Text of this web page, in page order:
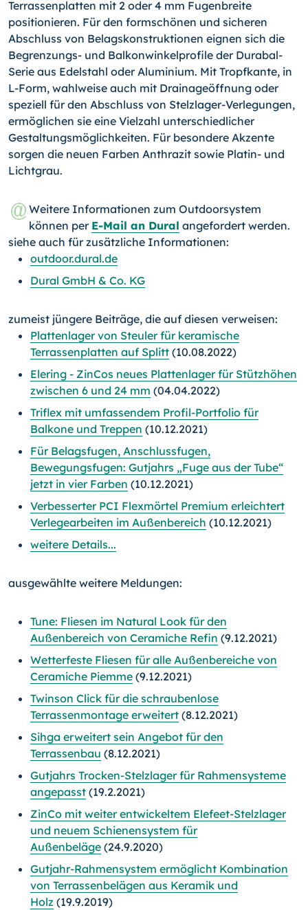
Terrassenplatten mit 2 oder 4 mm Fugenbreite
positionieren. Für den formschönen und sicheren
Abschluss von Belagskonstruktionen eignen sich die
Begren­zungs- und Balkonwinkelprofile der Durabal-
Serie aus Edelstahl oder Aluminium. Mit Tropfkante, in
L-Form, wahlweise auch mit Drainageöffnung oder
speziell für den Abschluss von Stelzlager-Verlegungen,
ermöglichen sie eine Vielzahl unterschiedlicher
Gestaltungsmöglichkeiten. Für besondere Akzente
sorgen die neuen Farben Anthrazit sowie Platin- und
Lichtgrau.
Weitere Informationen zum Outdoorsystem
können per E-Mail an Dural angefordert werden.
siehe auch für zusätzliche Informationen:
outdoor.dural.de
Dural GmbH & Co. KG
zumeist jüngere Beiträge, die auf diesen verweisen:
Plattenlager von Steuler für keramische
Terrassenplatten auf Splitt (10.08.2022)
Elering - ZinCos neues Plattenlager für Stützhöhen
zwischen 6 und 24 mm (04.04.2022)
Triflex mit umfassendem Profil-Portfolio für
Balkone und Treppen (10.12.2021)
Für Belagsfugen, Anschlussfugen,
Bewegungsfugen: Gutjahrs „Fuge aus der Tube“
jetzt in vier Farben (10.12.2021)
Verbesserter PCI Flexmörtel Premium erleichtert
Verlegearbeiten im Außenbereich (10.12.2021)
weitere Details...
ausgewählte weitere Meldungen:
Tune: Fliesen im Natural Look für den
Außenbereich von Ceramiche Refin (9.12.2021)
Wetterfeste Fliesen für alle Außenbereiche von
Ceramiche Piemme (9.12.2021)
Twinson Click für die schraubenlose
Terrassenmontage erweitert (8.12.2021)
Sihga erweitert sein Angebot für den
Terrassenbau (8.12.2021)
Gutjahrs Trocken-Stelzlager für Rahmensysteme
angepasst (19.2.2021)
ZinCo mit weiter entwickeltem Elefeet-Stelzlager
und neuem Schienensystem für
Außenbeläge (24.9.2020)
Gutjahr-Rahmensystem ermöglicht Kombination
von Terrassenbelägen aus Keramik und
Holz (19.9.2019)